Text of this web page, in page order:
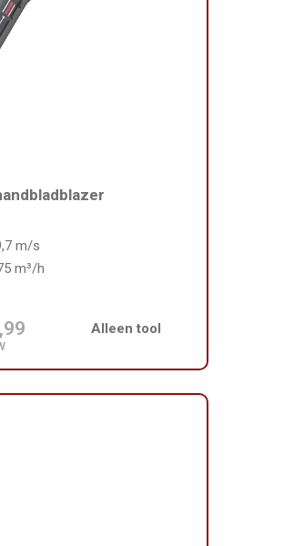
m/s
m³/h
Alleen tool